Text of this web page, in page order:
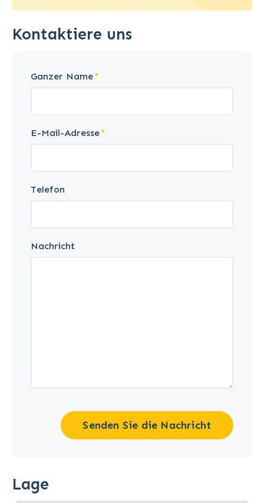
Kontaktiere uns
Ganzer Name
E-Mail-Adresse
Telefon
Nachricht
Senden Sie die Nachricht
Lage